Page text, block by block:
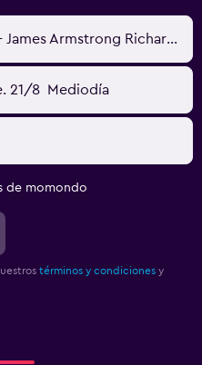
Winnipeg, MB, Canadá - James Armstrong Richardson (YWG)
21/8 Mediodía
de momondo
términos y condiciones y